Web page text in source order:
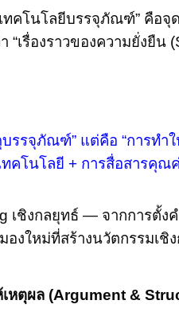
เทคโนโลยีบรรจุภัณฑ์” คือจุ
“เรื่องราวของความยั่งยืน (
รรจุภัณฑ์” แต่คือ “การทำ
ทคโนโลยี + การสื่อสารคุณ
เชิงกลยุทธ์ — จากการตั้ง
องใหม่ที่สร้างนวัตกรรมเชิ
หตุผล (Argument &